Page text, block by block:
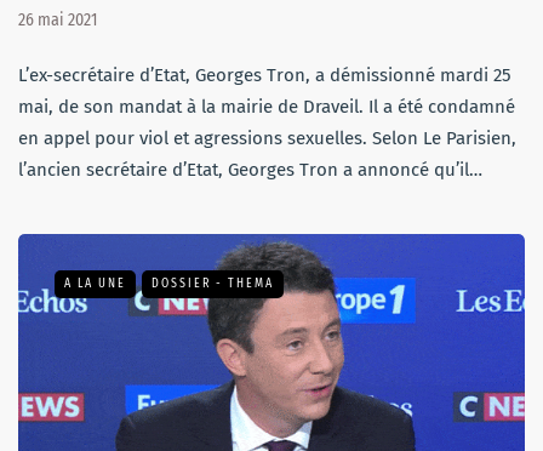
26 mai 2021
L’ex-secrétaire d’Etat, Georges Tron, a démissionné mardi 25
mai, de son mandat à la mairie de Draveil. Il a été condamné
en appel pour viol et agressions sexuelles. Selon Le Parisien,
l’ancien secrétaire d’Etat, Georges Tron a annoncé qu’il…
A LA UNE DOSSIER - THEMA